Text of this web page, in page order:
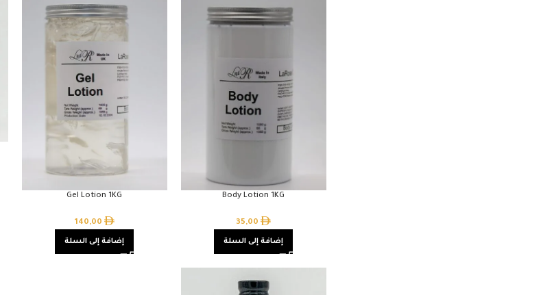
Body Lotion 1KG
35,00
إضافة إلى السلة
Gel Lotion 1KG
140,00
إضافة إلى السلة